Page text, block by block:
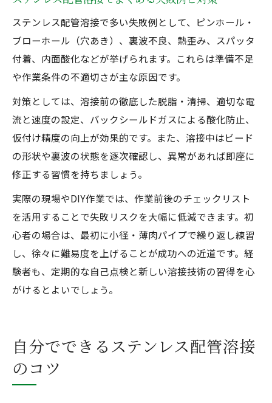
ステンレス配管溶接で多い失敗例として、ピンホール・
ブローホール（穴あき）、裏波不良、熱歪み、スパッタ
付着、内面酸化などが挙げられます。これらは準備不足
や作業条件の不適切さが主な原因です。
対策としては、溶接前の徹底した脱脂・清掃、適切な電
流と速度の設定、バックシールドガスによる酸化防止、
仮付け精度の向上が効果的です。また、溶接中はビード
の形状や裏波の状態を逐次確認し、異常があれば即座に
修正する習慣を持ちましょう。
実際の現場やDIY作業では、作業前後のチェックリスト
を活用することで失敗リスクを大幅に低減できます。初
心者の場合は、最初に小径・薄肉パイプで繰り返し練習
し、徐々に難易度を上げることが成功への近道です。経
験者も、定期的な自己点検と新しい溶接技術の習得を心
がけるとよいでしょう。
自分でできるステンレス配管溶接
のコツ